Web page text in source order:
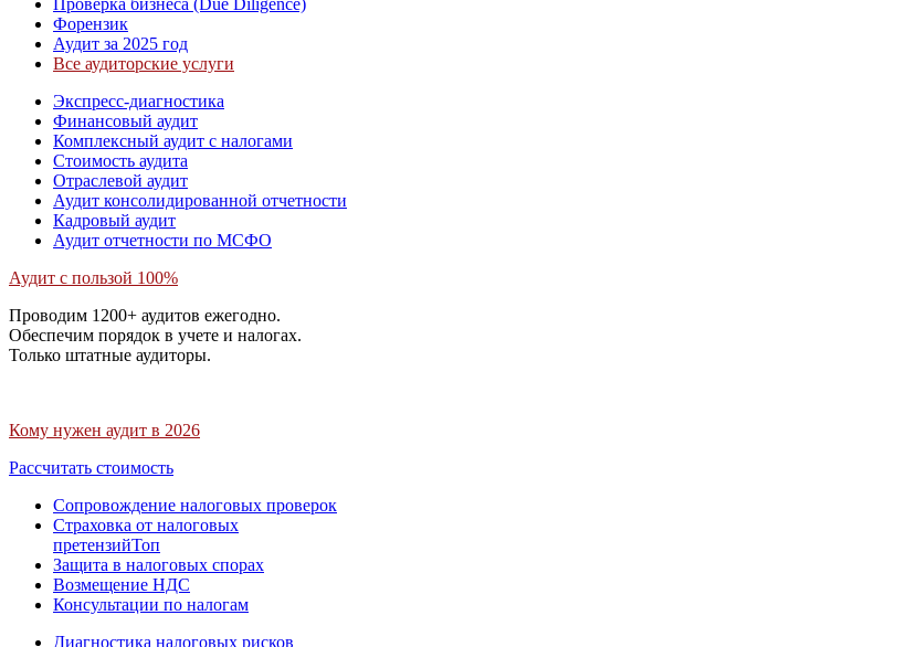
Проверка бизнеса (Due Diligence)
Форензик
Аудит за 2025 год
Все аудиторские услуги
Экспресс-диагностика
Финансовый аудит
Комплексный аудит с налогами
Стоимость аудита
Отраслевой аудит
Аудит консолидированной отчетности
Кадровый аудит
Аудит отчетности по МСФО
Аудит с пользой 100%
Проводим 1200+ аудитов ежегодно.
Обеспечим порядок в учете и налогах.
Только штатные аудиторы.
Кому нужен аудит в 2026
Рассчитать стоимость
Сопровождение налоговых проверок
Страховка от налоговых
претензийТоп
Защита в налоговых спорах
Возмещение НДС
Консультации по налогам
Диагностика налоговых рисков